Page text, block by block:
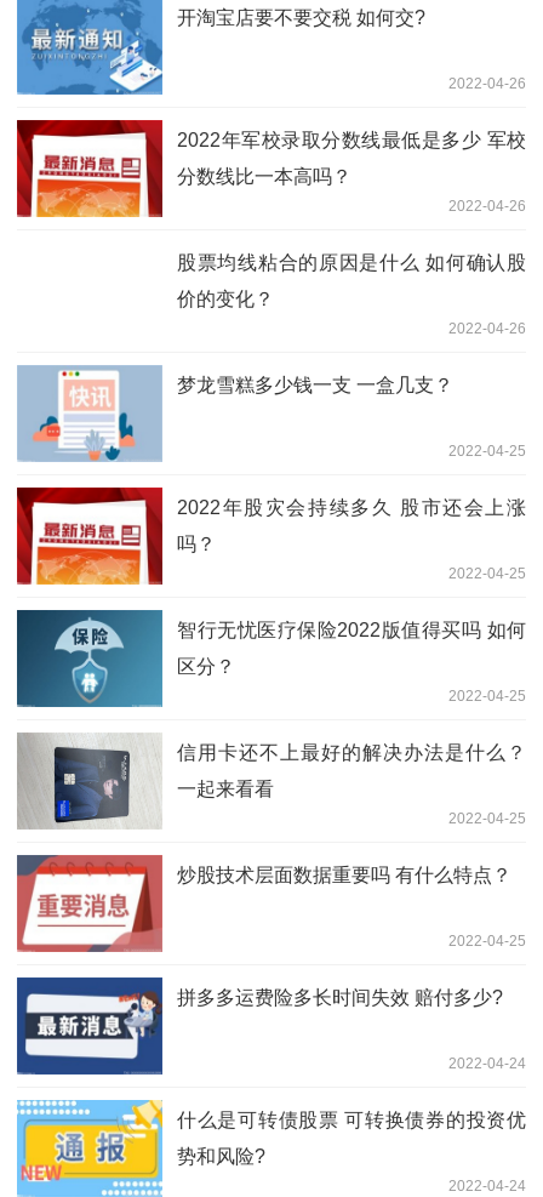
开淘宝店要不要交税 如何交?
2022-04-26
2022年军校录取分数线最低是多少 军校
分数线比一本高吗？
2022-04-26
股票均线粘合的原因是什么 如何确认股
价的变化？
2022-04-26
梦龙雪糕多少钱一支 一盒几支？
2022-04-25
2022年股灾会持续多久 股市还会上涨
吗？
2022-04-25
智行无忧医疗保险2022版值得买吗 如何
区分？
2022-04-25
信用卡还不上最好的解决办法是什么？
一起来看看
2022-04-25
炒股技术层面数据重要吗 有什么特点？
2022-04-25
拼多多运费险多长时间失效 赔付多少?
2022-04-24
什么是可转债股票 可转换债券的投资优
势和风险?
2022-04-24